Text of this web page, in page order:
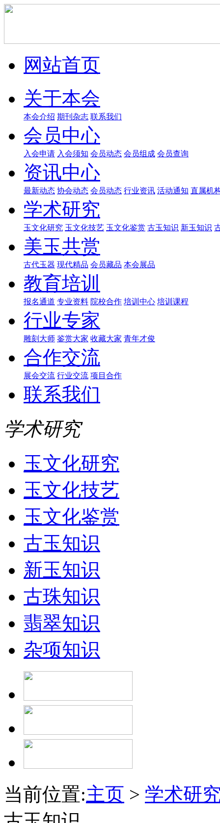
网站首页
关于本会
本会介绍 期刊杂志 联系我们
会员中心
入会申请 入会须知 会员动态 会员组成 会员查询
资讯中心
最新动态 协会动态 会员动态 行业资讯 活动通知 直属机
学术研究
玉文化研究 玉文化技艺 玉文化鉴赏 古玉知识 新玉知识
美玉共赏
古代玉器 现代精品 会员藏品 本会展品
教育培训
报名通道 专业资料 院校合作 培训中心 培训课程
行业专家
雕刻大师 鉴赏大家 收藏大家 青年才俊
合作交流
展会交流 行业交流 项目合作
联系我们
学术研究
玉文化研究
玉文化技艺
玉文化鉴赏
古玉知识
新玉知识
古珠知识
翡翠知识
杂项知识
当前位置:主页 > 学术研